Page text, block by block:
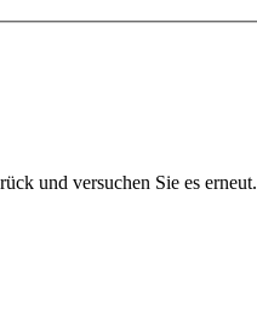
und versuchen Sie es erneut.